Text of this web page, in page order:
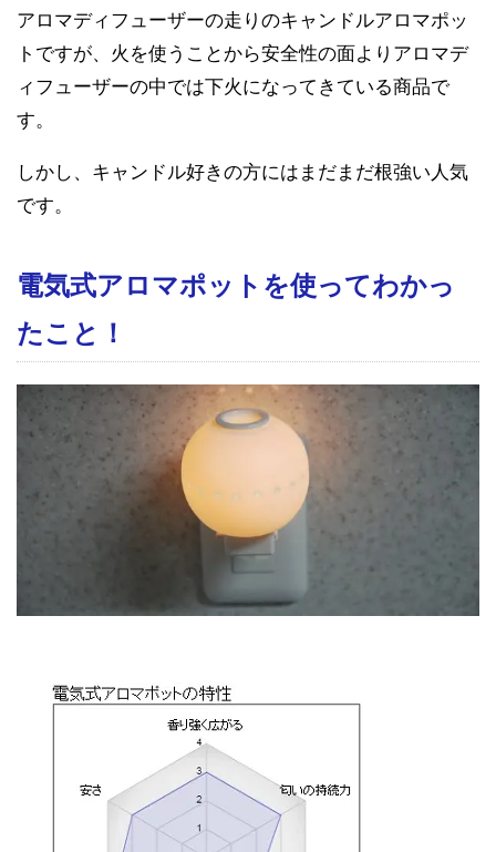
アロマディフューザーの走りのキャンドルアロマポッ
トですが、火を使うことから安全性の面よりアロマデ
ィフューザーの中では下火になってきている商品で
す。
しかし、キャンドル好きの方にはまだまだ根強い人気
です。
電気式アロマポットを使ってわかっ
たこと！